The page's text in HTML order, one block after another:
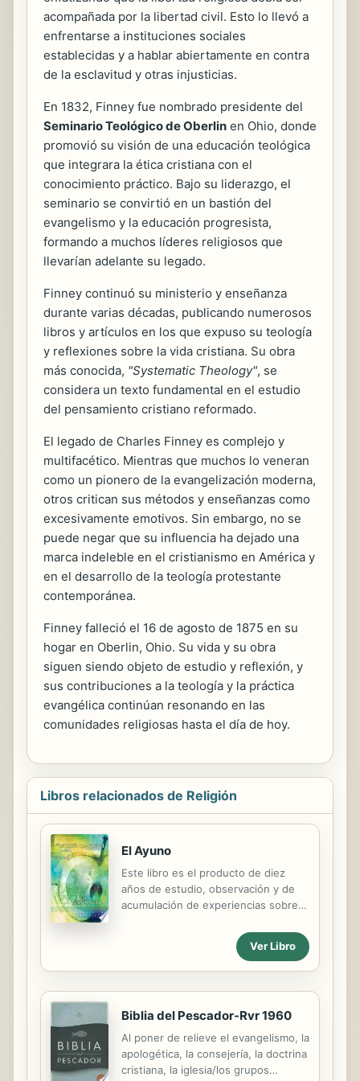
acompañada por la libertad civil. Esto lo llevó a
enfrentarse a instituciones sociales
establecidas y a hablar abiertamente en contra
de la esclavitud y otras injusticias.
En 1832, Finney fue nombrado presidente del
Seminario Teológico de Oberlin en Ohio, donde
promovió su visión de una educación teológica
que integrara la ética cristiana con el
conocimiento práctico. Bajo su liderazgo, el
seminario se convirtió en un bastión del
evangelismo y la educación progresista,
formando a muchos líderes religiosos que
llevarían adelante su legado.
Finney continuó su ministerio y enseñanza
durante varias décadas, publicando numerosos
libros y artículos en los que expuso su teología
y reflexiones sobre la vida cristiana. Su obra
más conocida, "Systematic Theology", se
considera un texto fundamental en el estudio
del pensamiento cristiano reformado.
El legado de Charles Finney es complejo y
multifacético. Mientras que muchos lo veneran
como un pionero de la evangelización moderna,
otros critican sus métodos y enseñanzas como
excesivamente emotivos. Sin embargo, no se
puede negar que su influencia ha dejado una
marca indeleble en el cristianismo en América y
en el desarrollo de la teología protestante
contemporánea.
Finney falleció el 16 de agosto de 1875 en su
hogar en Oberlin, Ohio. Su vida y su obra
siguen siendo objeto de estudio y reflexión, y
sus contribuciones a la teología y la práctica
evangélica continúan resonando en las
comunidades religiosas hasta el día de hoy.
Libros relacionados de Religión
El Ayuno
Este libro es el producto de diez
años de estudio, observación y de
acumulación de experiencias sobre
áreas médica, de la nutrición y
psicológica. Pero también en el área
ministerial han sido años de
arma de guerra espiritual, como
instrumento de sanidad y
restauración, y como factor de
crecimiento y multiplicación de
Ver Libro
Biblia del Pescador-Rvr 1960
Al poner de relieve el evangelismo, la
apologética, la consejería, la doctrina
cristiana, la iglesia/los grupos